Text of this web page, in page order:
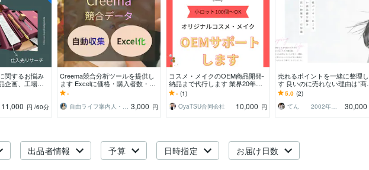
関するお悩み
企画、工場交
ーズに合わせ
11,000 円 /60分
Creema競合分析ツールを提供し
ます Excelに価格・購入者数・レ
ビュー数などを一覧化します
-
自由ライフ案内人・たえこ 3,000 円
コスメ・メイクのOEM商品開発-
納品まで代行します 業界20年。
大手製薬会社OBがサポートしま
す。
- (1)
OyaTSU合同会社
10,000 円
売れるポイントを一緒に整理
す 良いのに売れない理由は“商
品”ではなく“見せ方”かも。
5.0 (2)
てん 2002年からバイヤー
30,000
出品者情報 予算 日時指定 お届け日数